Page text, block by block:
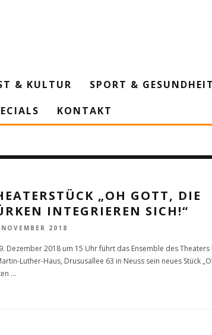
& KULTUR SPORT & GESUNDHEIT
KONTAKT
„OH GOTT, DIE
INTEGRIEREN SICH!“
2018
Dezember 2018 um 15 Uhr führt das Ensemble des Theaters
Luther-Haus, Drususallee 63 in Neuss sein neues Stück
...